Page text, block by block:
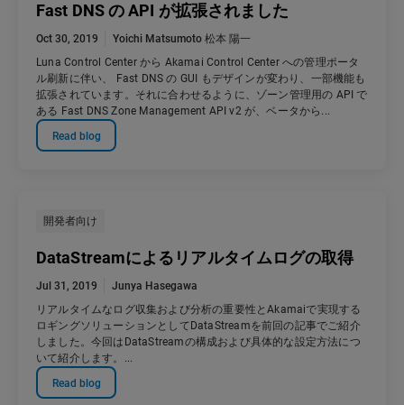
Fast DNS の API が拡張されました
Oct 30, 2019
Yoichi Matsumoto 松本 陽一
Luna Control Center から Akamai Control Center への管理ポータ
ル刷新に伴い、 Fast DNS の GUI もデザインが変わり、一部機能も
拡張されています。それに合わせるように、ゾーン管理用の API で
ある Fast DNS Zone Management API v2 が、ベータから...
Read blog
開発者向け
DataStreamによるリアルタイムログの取得
Jul 31, 2019
Junya Hasegawa
リアルタイムなログ収集および分析の重要性とAkamaiで実現する
ロギングソリューションとしてDataStreamを前回の記事でご紹介
しました。今回はDataStreamの構成および具体的な設定方法につ
いて紹介します。...
Read blog